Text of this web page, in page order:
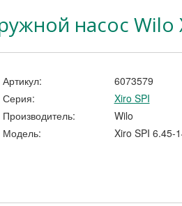
насос Wilo
Артикул:
6073579
Серия:
Xiro SPI
Производитель:
Wilo
Модель:
Xiro SPI 6.45-